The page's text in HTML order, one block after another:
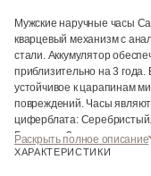
Мужские наручные часы
кварцевый механизм с
стали. Аккумулятор
приблизительно на 3
устойчивое к царапинам
повреждений. Часы
циферблата:
Гарантия: 2 года.
Раскрыть полное описание
ХАРАКТЕРИСТИКИ